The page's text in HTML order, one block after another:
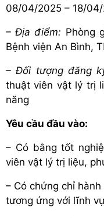
08/04/2025 – 18/
– Địa điểm: Phòng
Bệnh viện An Bình,
– Đối tượng đăng
thuật viên vật lý trị
năng
Yêu cầu đầu vào:
– Có bằng tốt
viên vật lý trị liệu,
– Có chứng chỉ
tương ứng với lĩnh